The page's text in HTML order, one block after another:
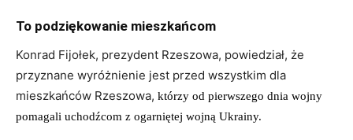
To podziękowanie mieszkańcom
Konrad Fijołek, prezydent Rzeszowa, powiedział, że
przyznane wyróżnienie jest przed wszystkim dla
mieszkańców Rzeszowa, którzy od pierwszego dnia wojny
pomagali uchodźcom z ogarniętej wojną Ukrainy.